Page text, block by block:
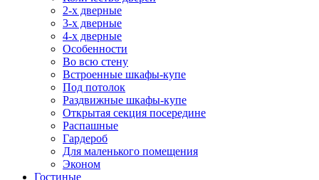
2-х дверные
3-х дверные
4-х дверные
Особенности
Во всю стену
Встроенные шкафы-купе
Под потолок
Раздвижные шкафы-купе
Открытая секция посередине
Распашные
Гардероб
Для маленького помещения
Эконом
Гостиные